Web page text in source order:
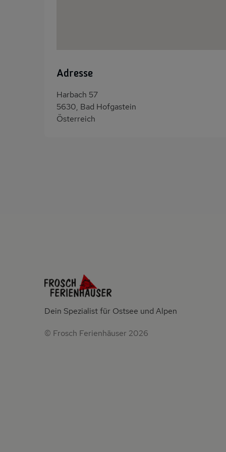
Adresse
Harbach 57
5630, Bad Hofgastein
Österreich
Dein Spezialist für Ostsee und Alpen
© Frosch Ferienhäuser 2026